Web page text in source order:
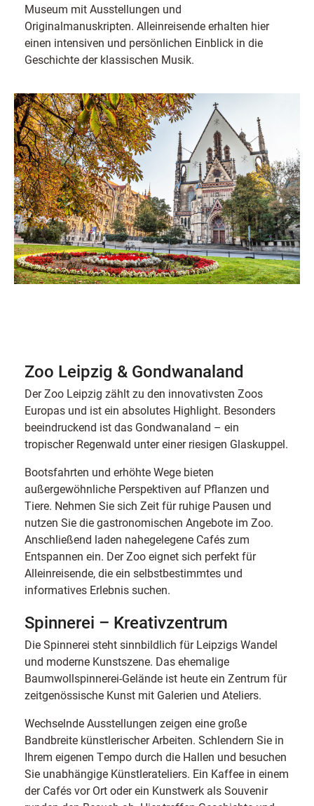
Museum mit Ausstellungen und
Originalmanuskripten. Alleinreisende erhalten hier
einen intensiven und persönlichen Einblick in die
Geschichte der klassischen Musik.
Zoo Leipzig & Gondwanaland
Der Zoo Leipzig zählt zu den innovativsten Zoos
Europas und ist ein absolutes Highlight. Besonders
beeindruckend ist das Gondwanaland – ein
tropischer Regenwald unter einer riesigen Glaskuppel.
Bootsfahrten und erhöhte Wege bieten
außergewöhnliche Perspektiven auf Pflanzen und
Tiere. Nehmen Sie sich Zeit für ruhige Pausen und
nutzen Sie die gastronomischen Angebote im Zoo.
Anschließend laden nahegelegene Cafés zum
Entspannen ein. Der Zoo eignet sich perfekt für
Alleinreisende, die ein selbstbestimmtes und
informatives Erlebnis suchen.
Spinnerei – Kreativzentrum
Die Spinnerei steht sinnbildlich für Leipzigs Wandel
und moderne Kunstszene. Das ehemalige
Baumwollspinnerei-Gelände ist heute ein Zentrum für
zeitgenössische Kunst mit Galerien und Ateliers.
Wechselnde Ausstellungen zeigen eine große
Bandbreite künstlerischer Arbeiten. Schlendern Sie in
Ihrem eigenen Tempo durch die Hallen und besuchen
Sie unabhängige Künstlerateliers. Ein Kaffee in einem
der Cafés vor Ort oder ein Kunstwerk als Souvenir